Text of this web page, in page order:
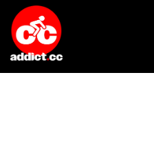
Overslaan naar inhoud